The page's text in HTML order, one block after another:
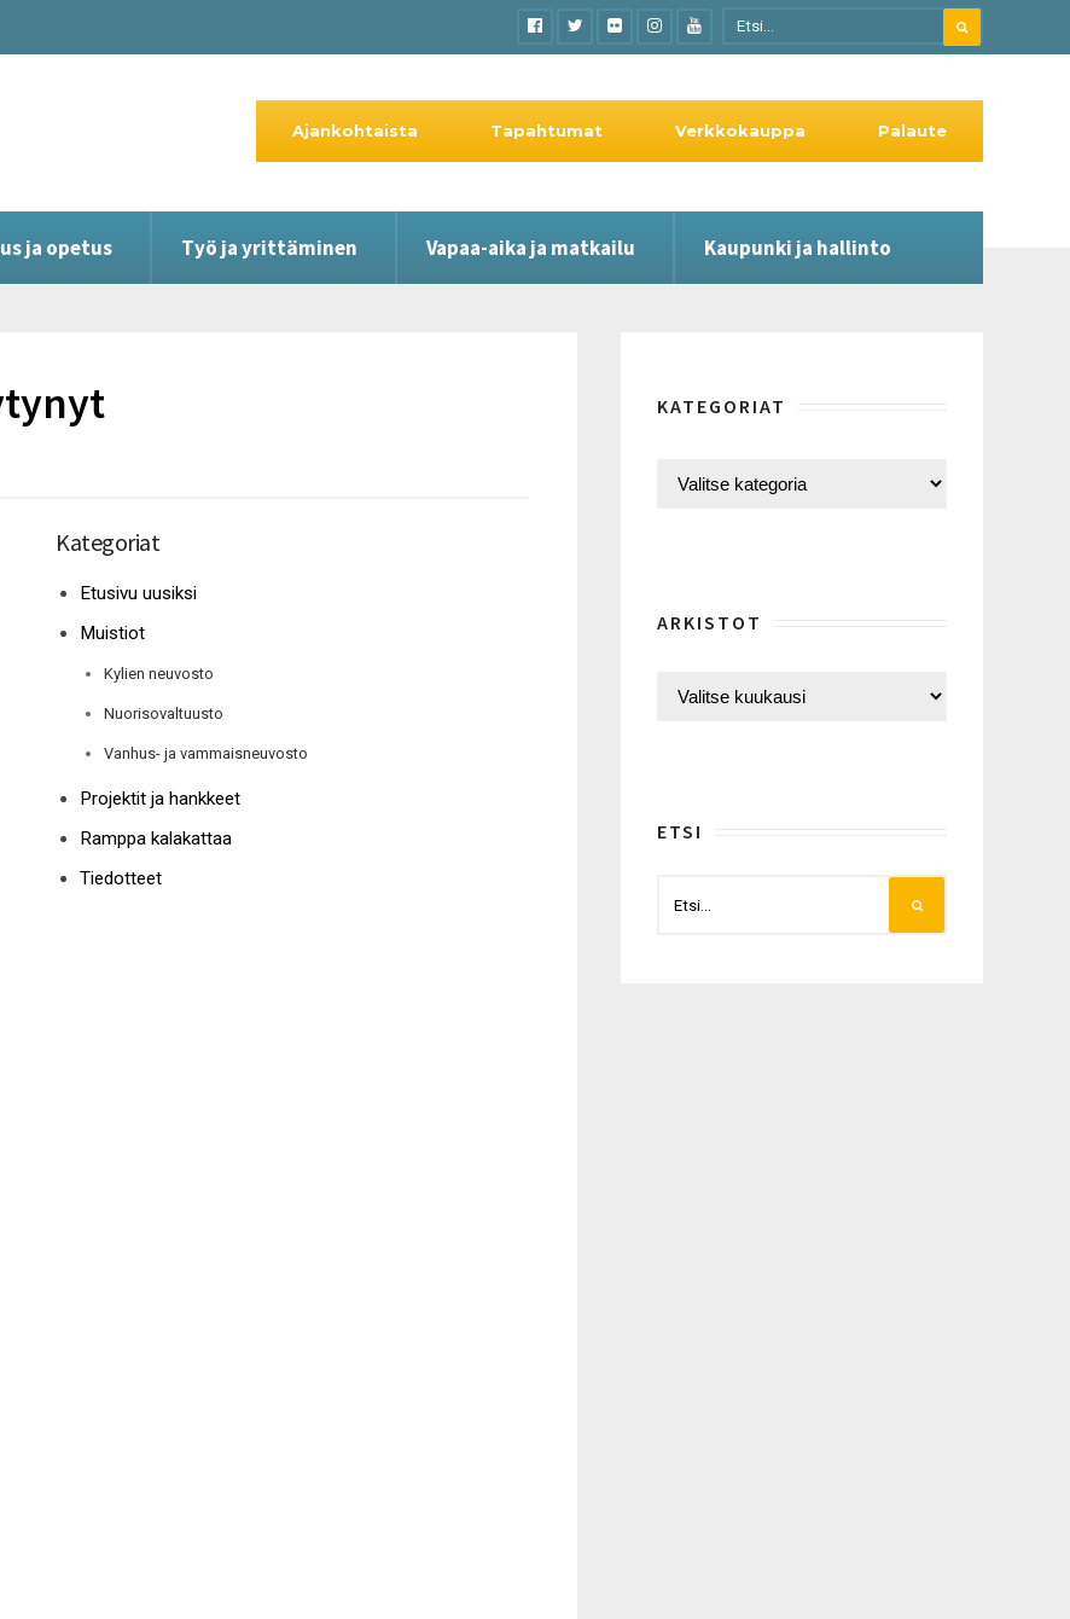
ja opetus Työ ja yrittäminen Vapaa-aika ja matkailu Kaupunki ja hallinto
Ajankohtaista Tapahtumat Verkkokauppa Palaute
Kategoriat
Etusivu uusiksi
Muistiot
Kylien neuvosto
Nuorisovaltuusto
Vanhus- ja vammaisneuvosto
Projektit ja hankkeet
Ramppa kalakattaa
Tiedotteet
KATEGORIAT
ARKISTOT
ETSI